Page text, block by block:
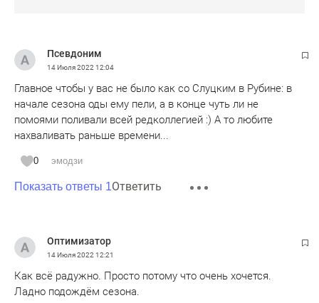
Псевдоним
14 Июля 202212:04
Главное чтобы у вас не было как со Слуцким в Рубине: в
начале сезона оды ему пели, а в конце чуть ли не
помоями поливали всей редколлегией :) А то любите
нахваливать раньше времени...
0 эмодзи
Показать ответы 1Ответить
Оптимизатор
14 Июля 202212:21
Как всё радужно. Просто потому что очень хочется.
Ладно подождём сезона.